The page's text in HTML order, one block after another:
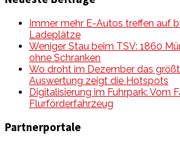
Immer mehr E-Autos treffen auf
Ladeplätze
Weniger Stau beim TSV: 1860
ohne Schranken
Wo droht im Dezember das
Auswertung zeigt die Hotspots
Digitalisierung im Fuhrpark: Vom
Flurförderfahrzeug
Partnerportale